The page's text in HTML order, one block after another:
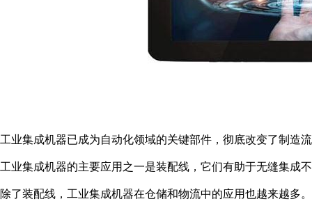
工业集成机器已成为自动化领域的关键部件，彻底改变了制造
工业集成机器的主要应用之一是装配线，它们有助于无缝集成
除了装配线，工业集成机器在仓储和物流中的应用也越来越多